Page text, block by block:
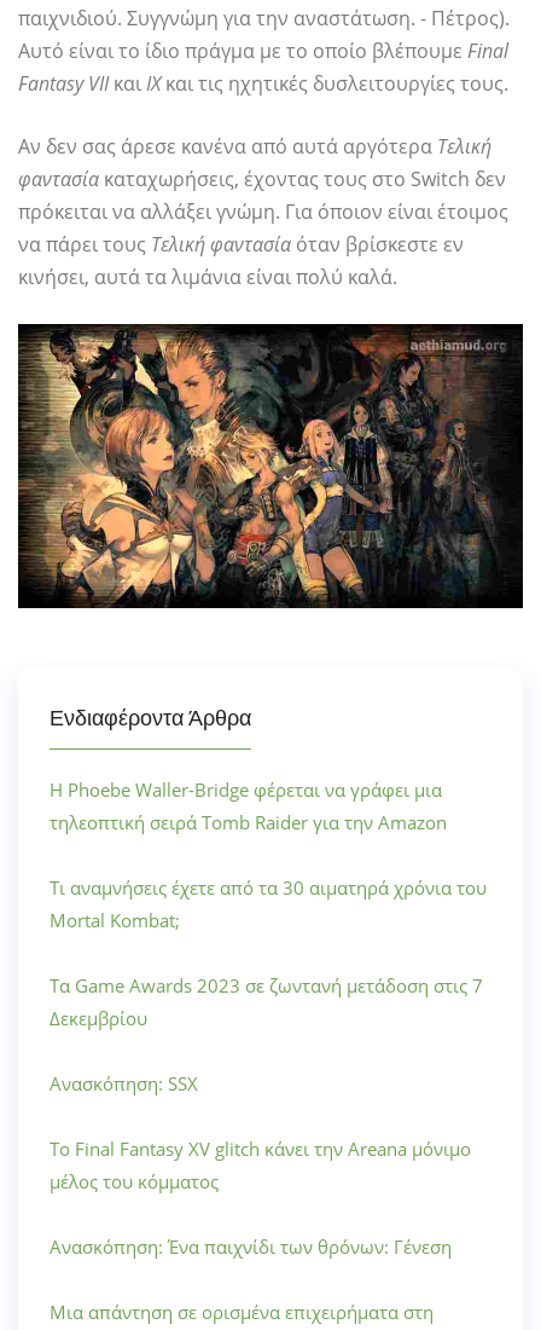
παιχνιδιού. Συγγνώμη για την αναστάτωση. - Πέτρος).
Αυτό είναι το ίδιο πράγμα με το οποίο βλέπουμε Final
Fantasy VIIκαιIXκαι τις ηχητικές δυσλειτουργίες τους.
Αν δεν σας άρεσε κανένα από αυτά αργότερα Τελική
φαντασία καταχωρήσεις, έχοντας τους στο Switch δεν
πρόκειται να αλλάξει γνώμη. Για όποιον είναι έτοιμος
να πάρει τους Τελική φαντασία όταν βρίσκεστε εν
κινήσει, αυτά τα λιμάνια είναι πολύ καλά.
Ενδιαφέροντα Άρθρα
Η Phoebe Waller-Bridge φέρεται να γράφει μια
τηλεοπτική σειρά Tomb Raider για την Amazon
Τι αναμνήσεις έχετε από τα 30 αιματηρά χρόνια του
Mortal Kombat;
Τα Game Awards 2023 σε ζωντανή μετάδοση στις 7
Δεκεμβρίου
Ανασκόπηση: SSX
Το Final Fantasy XV glitch κάνει την Areana μόνιμο
μέλος του κόμματος
Ανασκόπηση: Ένα παιχνίδι των θρόνων: Γένεση
Μια απάντηση σε ορισμένα επιχειρήματα στη